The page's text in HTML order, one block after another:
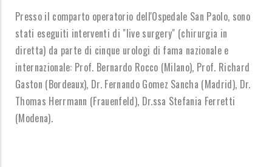
Presso il comparto operatorio dell'Ospedale San Paolo, sono
stati eseguiti interventi di "live surgery" (chirurgia in
diretta) da parte di cinque urologi di fama nazionale e
internazionale: Prof. Bernardo Rocco (Milano), Prof. Richard
Gaston (Bordeaux), Dr. Fernando Gomez Sancha (Madrid), Dr.
Thomas Herrmann (Frauenfeld), Dr.ssa Stefania Ferretti
(Modena).